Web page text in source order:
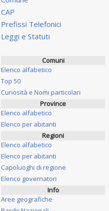
CAP
Prefissi Telefonici
Leggi e Statuti
Comuni
Elenco alfabetico
Top 50
Curiosità e Nomi particolari
Province
Elenco alfabetico
Elenco per abitanti
Regioni
Elenco alfabetico
Elenco per abitanti
Capoluoghi di regione
Elenco governatori
Info
Aree geografiche